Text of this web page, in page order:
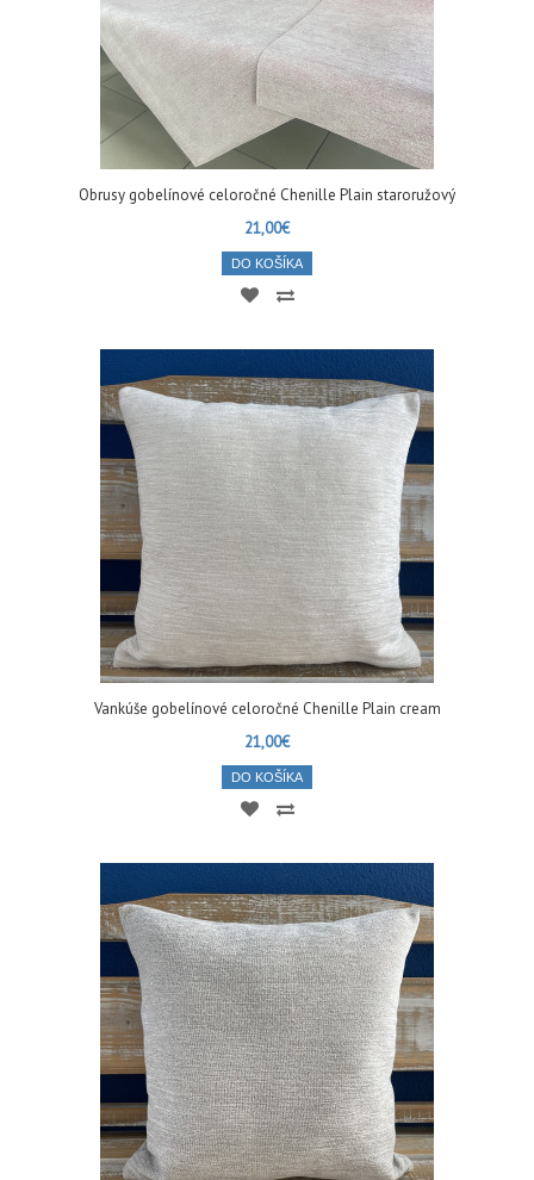
Obrusy gobelínové celoročné Chenille Plain staroružový
21,00€
DO KOŠÍKA
Vankúše gobelínové celoročné Chenille Plain cream
21,00€
DO KOŠÍKA